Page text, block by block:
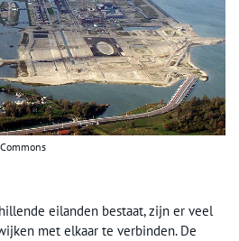
eilanden bestaat, zijn er veel
met elkaar te verbinden. De